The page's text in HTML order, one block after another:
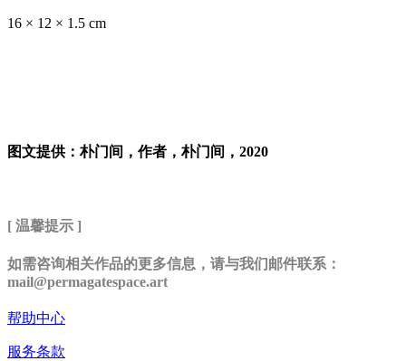
16 × 12 × 1.5 cm
图文提供：朴门间，作者，朴门间，2020
[ 温馨提示 ]
如需咨询相关作品的更多信息，请与我们邮件联系：
mail@permagatespace.art
帮助中心
服务条款